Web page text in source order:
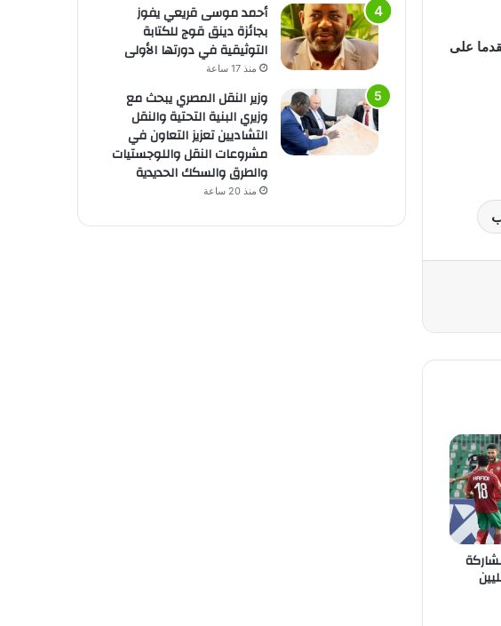
عن المنتخب الكولومبي (6 نقاط)، متقدما على
أحمد موسى قريعي يفوز
بجائزة دينق قوج للكتابة
التوثيقية في دورتها الأولى
منذ 17 ساعة
وزير النقل المصري يبحث مع
وزيري البنية التحتية والنقل
التشاديين تعزيز التعاون في
مشروعات النقل واللوجستيات
والطرق والسكك الحديدية
منذ 20 ساعة